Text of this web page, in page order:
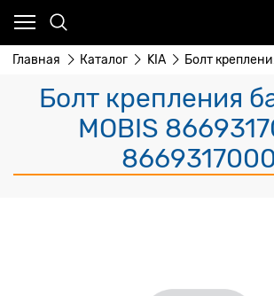
Главная Каталог KIA Болт
Болт крепления
MOBIS
8669317000